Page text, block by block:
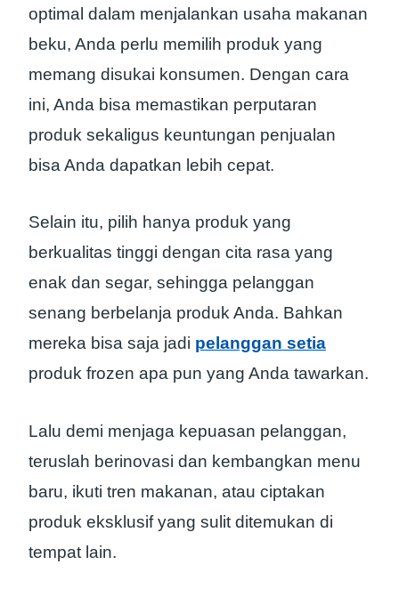
optimal dalam menjalankan usaha makanan
beku, Anda perlu memilih produk yang
memang disukai konsumen. Dengan cara
ini, Anda bisa memastikan perputaran
produk sekaligus keuntungan penjualan
bisa Anda dapatkan lebih cepat.
Selain itu, pilih hanya produk yang
berkualitas tinggi dengan cita rasa yang
enak dan segar, sehingga pelanggan
senang berbelanja produk Anda. Bahkan
mereka bisa saja jadi pelanggan setia
produk frozen apa pun yang Anda tawarkan.
Lalu demi menjaga kepuasan pelanggan,
teruslah berinovasi dan kembangkan menu
baru, ikuti tren makanan, atau ciptakan
produk eksklusif yang sulit ditemukan di
tempat lain.